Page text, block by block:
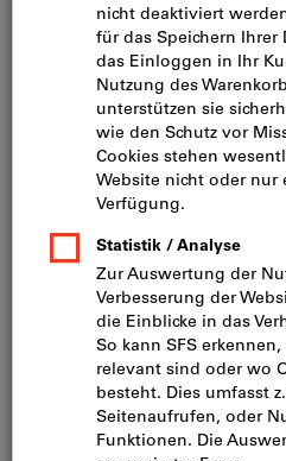
Hölzern wie z.B. Eiche sind
im Holz durch dieses
auszuschliessen. Angaben vom
zwingend zu beachten! Im
Edelstahlgüte (z. B. A4) zu
Werkstoff: Rostfreier Stahl
Antrieb: Innensechsrund
Gewindeart: Holzgewinde
Kopfform: Senkkopf
Schaftausführung: mit Schaft
Sorte: A2 (Rostfrei austenitisch)